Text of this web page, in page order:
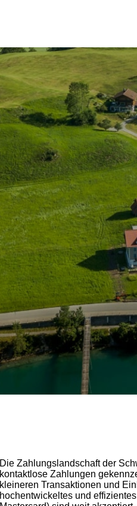
Die Zahlungslandschaft der
kontaktlose Zahlungen
kleineren Transaktionen und
hochentwickeltes und